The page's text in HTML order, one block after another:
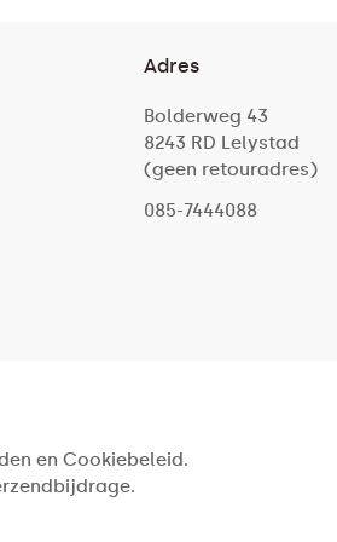
Adres
Bolderweg 43
8243 RD Lelystad
(geen retouradres)
085-7444088
en Cookiebeleid.